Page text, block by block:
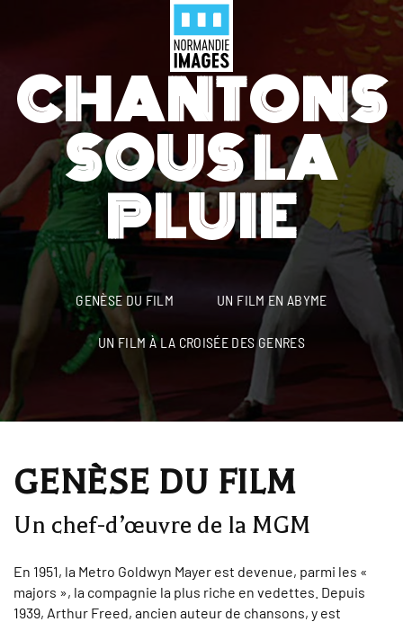
CHANTONS
SOUS LA
PLUIE
GENÈSE DU FILM UN FILM EN ABYME
UN FILM À LA CROISÉE DES GENRES
GENÈSE DU FILM
Un chef-d’œuvre de la MGM
En 1951, la Metro Goldwyn Mayer est devenue, parmi les «
majors », la compagnie la plus riche en vedettes. Depuis
1939, Arthur Freed, ancien auteur de chansons, y est
Panneau de gestion des cookies